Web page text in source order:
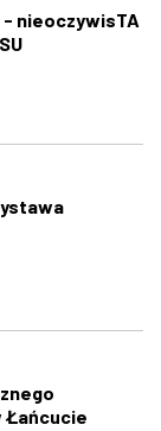
- nieoczywisTA
Łańcucie